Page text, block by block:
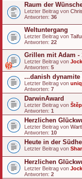
Raum der
Letzter Beitrag von
Antworten: 36
Weltuntergang
Letzter Beitrag von
Antworten: 22
Grillen mit Adam -
Letzter Beitrag von
Antworten: 5
...danish dynamite
Letzter Beitrag von
Antworten: 7
DarwinAward
Letzter Beitrag von
Antworten: 1
Herzlichen
Letzter Beitrag von
Antworten: 10
Heute in der
Letzter Beitrag von
Herzlichen
Letzter Beitrag von
Antworten: 2